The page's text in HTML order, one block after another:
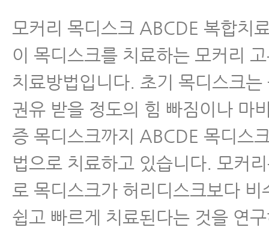
모커리 목디스크 ABCDE 복합치
이 목디스크를 치료하는 모커리
치료방법입니다. 초기 목디스크는
권유 받을 정도의 힘 빠짐이나 마
증 목디스크까지 ABCDE 목디스
법으로 치료하고 있습니다. 모커
로 목디스크가 허리디스크보다 비
쉽고 빠르게 치료된다는 것을 연